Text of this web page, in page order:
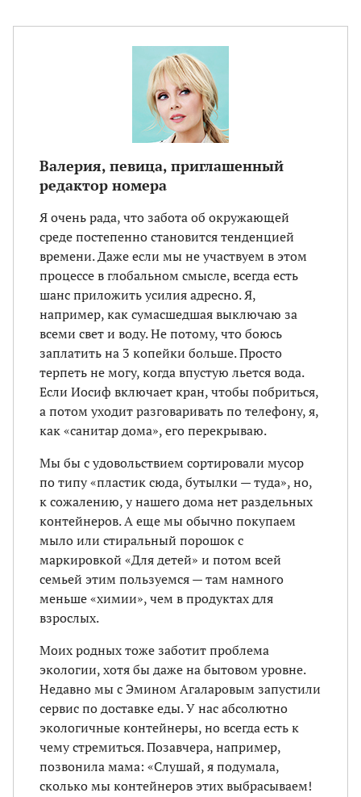
Валерия, певица, приглашенный
редактор номера
Я очень рада, что забота об окружающей
среде постепенно становится тенденцией
времени. Даже если мы не участвуем в этом
процессе в глобальном смысле, всегда есть
шанс приложить усилия адресно. Я,
например, как сумасшедшая выключаю за
всеми свет и воду. Не потому, что боюсь
заплатить на 3 копейки больше. Просто
терпеть не могу, когда впустую льется вода.
Если Иосиф включает кран, чтобы побриться,
а потом уходит разговаривать по телефону, я,
как «санитар дома», его перекрываю.
Мы бы с удовольствием сортировали мусор
по типу «пластик сюда, бутылки — туда», но,
к сожалению, у нашего дома нет раздельных
контейнеров. А еще мы обычно покупаем
мыло или стиральный порошок с
маркировкой «Для детей» и потом всей
семьей этим пользуемся — там намного
меньше «химии», чем в продуктах для
взрослых.
Моих родных тоже заботит проблема
экологии, хотя бы даже на бытовом уровне.
Недавно мы с Эмином Агаларовым запустили
сервис по доставке еды. У нас абсолютно
экологичные контейнеры, но всегда есть к
чему стремиться. Позавчера, например,
позвонила мама: «Слушай, я подумала,
сколько мы контейнеров этих выбрасываем!